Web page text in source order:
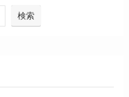
検索